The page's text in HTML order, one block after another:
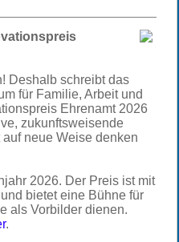
Deshalb schreibt das
für Familie, Arbeit und
Ehrenamt 2026
zukunftsweisende
neue Weise denken
2026. Der Preis ist mit
bietet eine Bühne für
als Vorbilder dienen.
.